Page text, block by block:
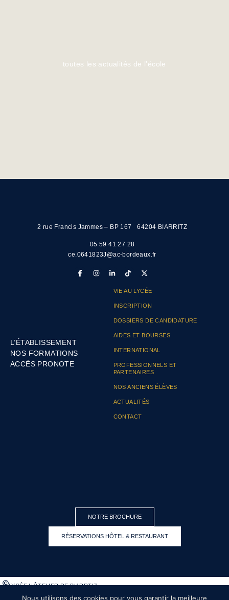
toutes les actualités de l’école
2 rue Francis Jammes – BP 167 64204 BIARRITZ
05 59 41 27 28
ce.0641823J@ac-bordeaux.fr
L’ÉTABLISSEMENT
NOS FORMATIONS
ACCÈS PRONOTE
VIE AU LYCÉE
INSCRIPTION
DOSSIERS DE CANDIDATURE
AIDES ET BOURSES
INTERNATIONAL
PROFESSIONNELS ET
PARTENAIRES
NOS ANCIENS ÉLÈVES
ACTUALITÉS
CONTACT
NOTRE BROCHURE
RÉSERVATIONS HÔTEL & RESTAURANT
LYCÉE HÔTELIER DE BIARRTIZ
Nous utilisons des cookies pour vous garantir la meilleure